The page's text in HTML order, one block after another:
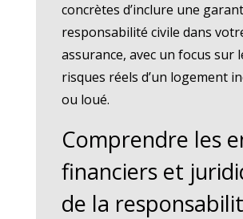
concrètes d’inclure une
responsabilité civile dans
assurance, avec un focus sur
risques réels d’un logement
ou loué.
Comprendre les
financiers et
de la